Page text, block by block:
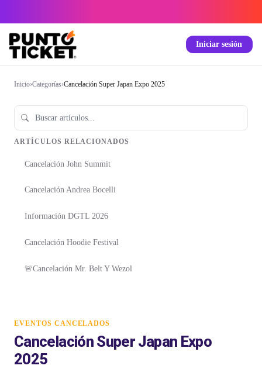
Iniciar sesión
Inicio›Categorías›Cancelación Super Japan Expo 2025
ARTÍCULOS RELACIONADOS
Cancelación John Summit
Cancelación Andrea Bocelli
Información DGTL 2026
Cancelación Hoodie Festival
🚨Cancelación Mr. Belt Y Wezol
EVENTOS CANCELADOS
Cancelación Super Japan Expo
2025